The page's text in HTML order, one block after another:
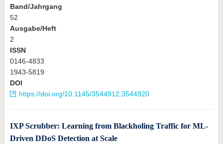
Band/Jahrgang
52
Ausgabe/Heft
2
ISSN
0146-4833
1943-5819
DOI
https://doi.org/10.1145/3544912.3544920
IXP Scrubber: Learning from Blackholing Traffic for ML-
Driven DDoS Detection at Scale